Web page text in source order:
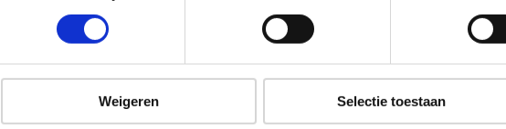
Weigeren Selectie toestaan
Dubbele taatsdeuren in
21 dec 2022
Dubbele taatsdeuren in